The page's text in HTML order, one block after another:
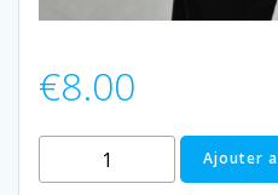
€8.00
Ajouter